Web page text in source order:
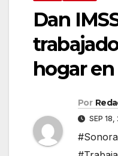
Dan
hogar
Por
SEP
#Sonora